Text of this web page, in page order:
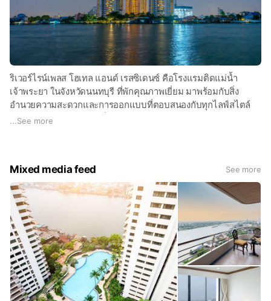
ริเวอร์ไรน์เพลส โฮเทล แอนด์ เรสซิเดนซ์ คือโรงแรมติดแม่น้ำ
เจ้าพระยา ในจังหวัดนนทบุรี ที่พักคุณภาพเยี่ยม มาพร้อมกับสิ่ง
อำนวยความสะดวกและการออกแบบที่ตอบสนองกับทุกไลฟ์สไตล์
ให้คุณได้สัมผัสกับความเป็นส่วนตัวและความงามของธรรมชาติ
riverside hotel offering high-quality accommodations with
amenities that enable lifestyle and design to come together
in the privacy and beauty of the riverside.
...See more
Mixed media feed See more